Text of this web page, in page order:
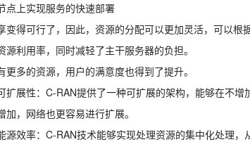
点上实现服务的快速部署
变得可行了，因此，资源的分配可以更加灵活，可以根
源利用率，同时减轻了主干服务器的负担。
更多的资源，用户的满意度也得到了提升。
扩展性：C-RAN提供了一种可扩展的架构，能够在不
加，网络也更容易进行扩展。
源效率：C-RAN技术能够实现处理资源的集中化处理